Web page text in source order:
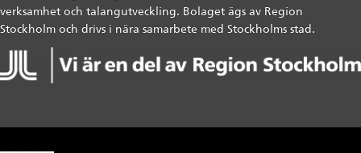
verksamhet och talangutveckling. Bolaget ägs av Region
Stockholm och drivs i nära samarbete med Stockholms stad.